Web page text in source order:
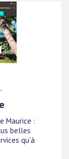
Maurice :
belles
qu'à